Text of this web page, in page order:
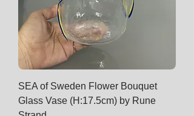
SEA of Sweden Flower Bouquet
Glass Vase (H:17.5cm) by Rune